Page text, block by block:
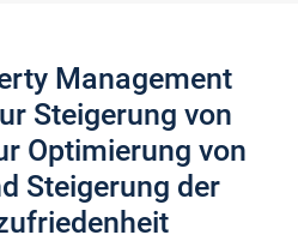
Management
Steigerung von
Optimierung von
Steigerung der